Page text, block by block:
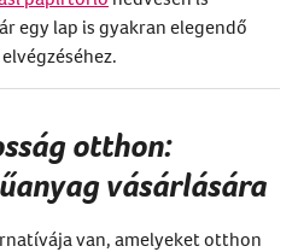
egy lap is gyakran elegendő
otthon:
vásárlására
van, amelyeket otthon